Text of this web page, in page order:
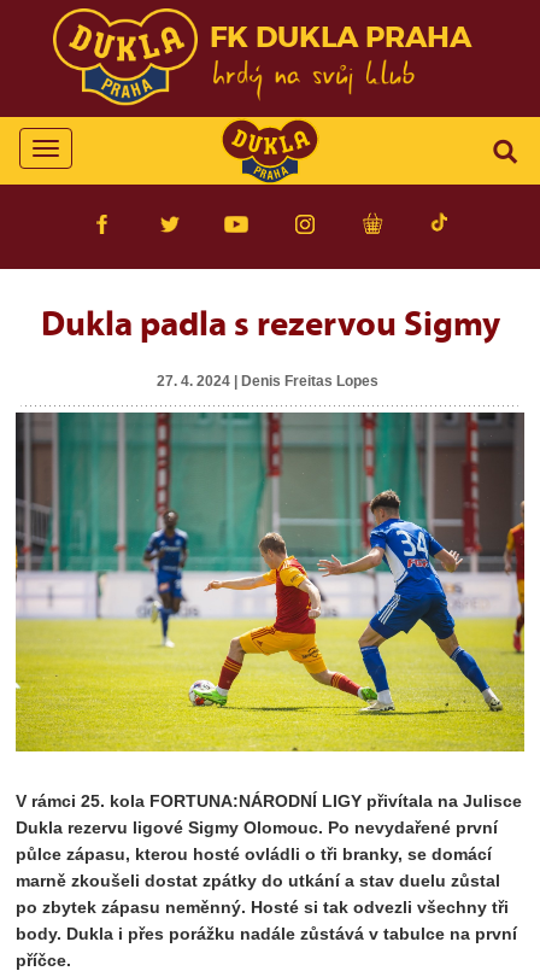
FK DUKLA PRAHA
Toggle
navigation
Dukla padla s rezervou Sigmy
27. 4. 2024 | Denis Freitas Lopes
V rámci 25. kola FORTUNA:NÁRODNÍ LIGY přivítala na Julisce
Dukla rezervu ligové Sigmy Olomouc. Po nevydařené první
půlce zápasu, kterou hosté ovládli o tři branky, se domácí
marně zkoušeli dostat zpátky do utkání a stav duelu zůstal
po zbytek zápasu neměnný. Hosté si tak odvezli všechny tři
body. Dukla i přes porážku nadále zůstává v tabulce na první
příčce.